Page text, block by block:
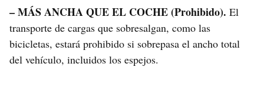
– MÁS ANCHA QUE EL COCHE (Prohibido). El
transporte de cargas que sobresalgan, como las
bicicletas, estará prohibido si sobrepasa el ancho total
del vehículo, incluidos los espejos.